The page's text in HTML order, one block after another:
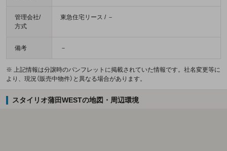
管理会社/
方式
東急住宅リース / －
備考 －
※ 上記情報は分譲時のパンフレットに掲載されていた情報です。社名変更等に
より、現況（販売中物件）と異なる場合があります。
スタイリオ蒲田WESTの地図・周辺環境